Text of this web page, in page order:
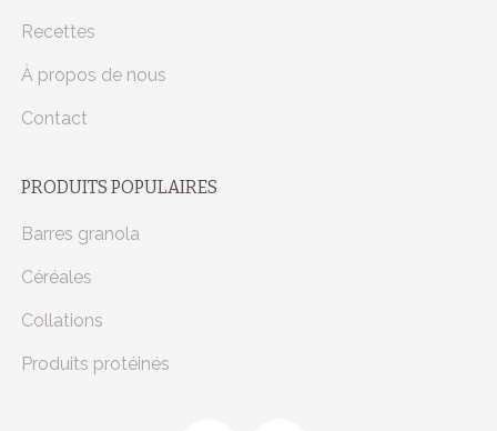
Recettes
À propos de nous
Contact
PRODUITS POPULAIRES
Barres granola
Céréales
Collations
Produits protéinés